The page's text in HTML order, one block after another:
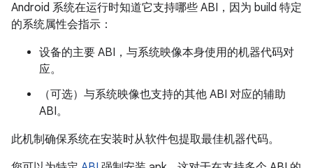
Android 系统在运行时知道它支持哪些 ABI，因为 build 特定
的系统属性会指示：
设备的主要 ABI，与系统映像本身使用的机器代码对
应。
（可选）与系统映像也支持的其他 ABI 对应的辅助
ABI。
此机制确保系统在安装时从软件包提取最佳机器代码。